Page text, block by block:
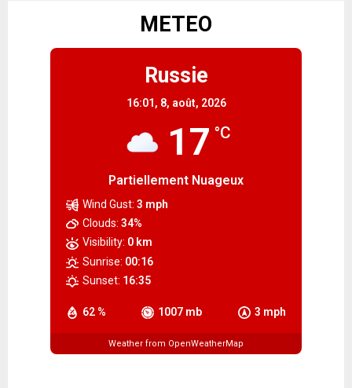
METEO
Russie
16:01, 8, août, 2026
17 °C
Partiellement Nuageux
62 % 1007 mb 3 mph
Wind Gust: 3 mph
Clouds: 34%
Visibility: 0 km
Sunrise: 00:16
Sunset: 16:35
Weather from OpenWeatherMap